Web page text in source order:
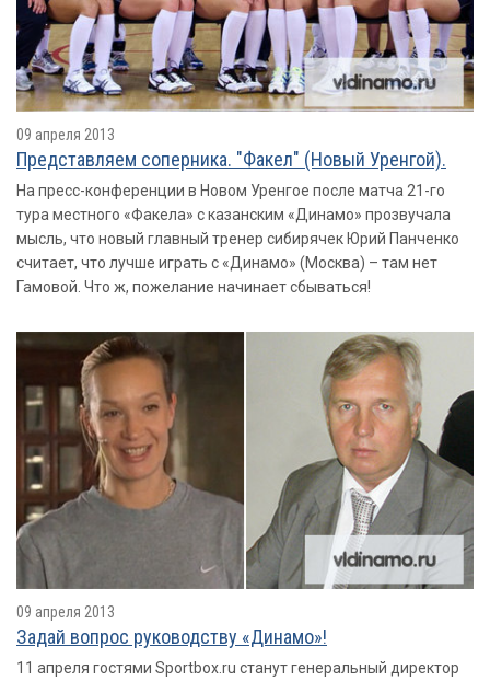
09 апреля 2013
Представляем соперника. "Факел" (Новый Уренгой).
На пресс-конференции в Новом Уренгое после матча 21-го
тура местного «Факела» с казанским «Динамо» прозвучала
мысль, что новый главный тренер сибирячек Юрий Панченко
считает, что лучше играть с «Динамо» (Москва) – там нет
Гамовой. Что ж, пожелание начинает сбываться!
09 апреля 2013
Задай вопрос руководству «Динамо»!
11 апреля гостями Sportbox.ru станут генеральный директор